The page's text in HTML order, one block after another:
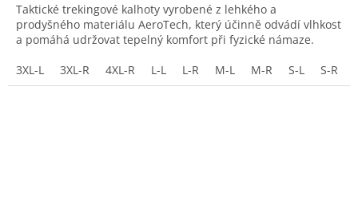
Taktické trekingové kalhoty vyrobené z lehkého a
prodyšného materiálu AeroTech, který účinně odvádí vlhkost
a pomáhá udržovat tepelný komfort při fyzické námaze.
3XL-L
3XL-R 4XL-R L-L L-R M-L M-R S-L S-R